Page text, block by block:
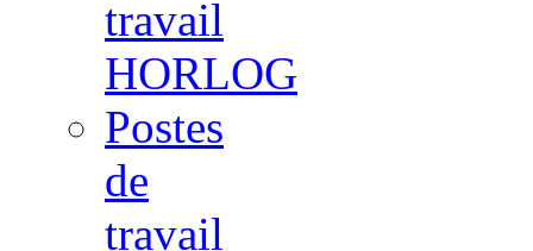
travail
HORLOG
Postes
de
travail